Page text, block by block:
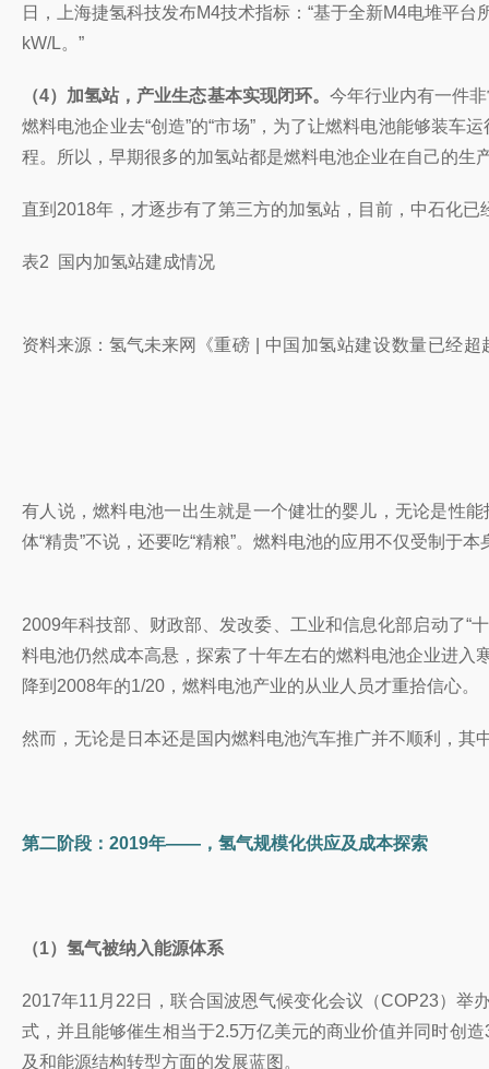
日，上海捷氢科技发布M4技术指标：“基于全新M4电堆平
kW/L。”
（4）加氢站，产业生态基本实现闭环。 今年行业内有一件
燃料电池企业去“创造”的“市场”，为了让燃料电池能够装
程。所以，早期很多的加氢站都是燃料电池企业在自己的生
直到2018年，才逐步有了第三方的加氢站，目前，中石化
表2 国内加氢站建成情况
资料来源：氢气未来网《重磅 | 中国加氢站建设数量已经
有人说，燃料电池一出生就是一个健壮的婴儿，无论是性
体“精贵”不说，还要吃“精粮”。燃料电池的应用不仅受制于
2009年科技部、财政部、发改委、工业和信息化部启动了“
料电池仍然成本高悬，探索了十年左右的燃料电池企业进
降到2008年的1/20，燃料电池产业的从业人员才重拾信心。
然而，无论是日本还是国内燃料电池汽车推广并不顺利，其
第二阶段：2019年——，氢气规模化供应及成本探索
（1）氢气被纳入能源体系
2017年11月22日，联合国波恩气候变化会议（COP23）举
式，并且能够催生相当于2.5万亿美元的商业价值并同时创
及和能源结构转型方面的发展蓝图。